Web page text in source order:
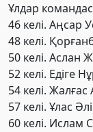
Ұлдар
46 келі. Аңсар
48 келі.
50 келі. Аслан
52 келі. Едіге
54 келі. Жалғас
57 келі. Ұлас
60 келі. Ислам